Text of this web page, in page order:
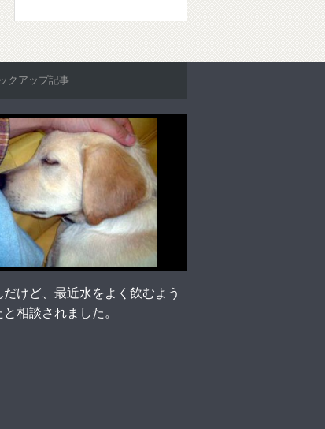
クアップ記事
だけど、最近水をよく飲むよう
相談されました。